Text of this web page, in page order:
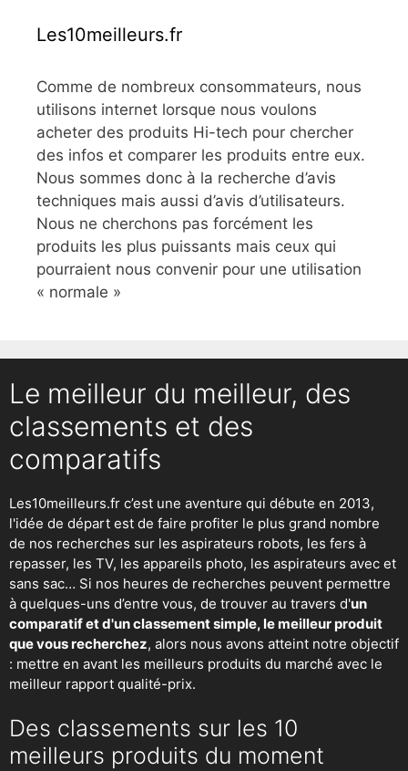
Les10meilleurs.fr
Comme de nombreux consommateurs, nous
utilisons internet lorsque nous voulons
acheter des produits Hi-tech pour chercher
des infos et comparer les produits entre eux.
Nous sommes donc à la recherche d’avis
techniques mais aussi d’avis d’utilisateurs.
Nous ne cherchons pas forcément les
produits les plus puissants mais ceux qui
pourraient nous convenir pour une utilisation
« normale »
Le meilleur du meilleur, des
classements et des
comparatifs
Les10meilleurs.fr c’est une aventure qui débute en 2013,
l'idée de départ est de faire profiter le plus grand nombre
de nos recherches sur les aspirateurs robots, les fers à
repasser, les TV, les appareils photo, les aspirateurs avec et
sans sac… Si nos heures de recherches peuvent permettre
à quelques-uns d’entre vous, de trouver au travers d'un
comparatif et d'un classement simple, le meilleur produit
que vous recherchez, alors nous avons atteint notre objectif
: mettre en avant les meilleurs produits du marché avec le
meilleur rapport qualité-prix.
Des classements sur les 10
meilleurs produits du moment